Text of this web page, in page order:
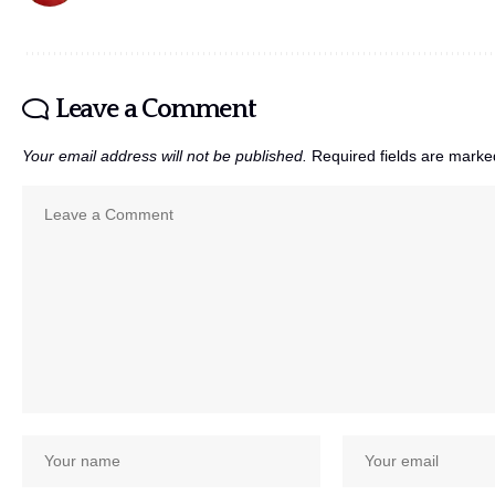
Leave a Comment
Your email address will not be published. Required fields are